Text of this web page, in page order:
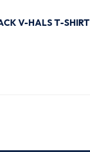
V-HALS T-SHIRT